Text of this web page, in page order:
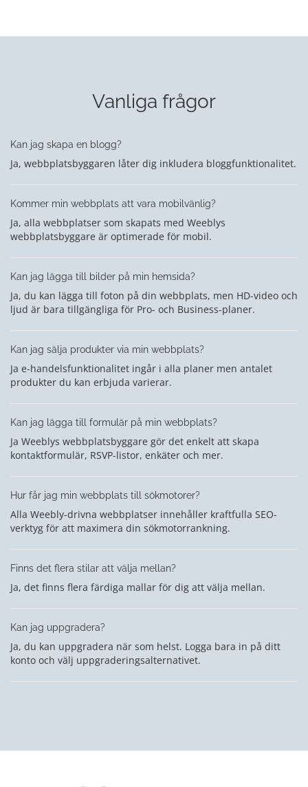
Vanliga frågor
Kan jag skapa en blogg?
Ja, webbplatsbyggaren låter dig inkludera bloggfunktionalitet.
Kommer min webbplats att vara mobilvänlig?
Ja, alla webbplatser som skapats med Weeblys
webbplatsbyggare är optimerade för mobil.
Kan jag lägga till bilder på min hemsida?
Ja, du kan lägga till foton på din webbplats, men HD-video och
ljud är bara tillgängliga för Pro- och Business-planer.
Kan jag sälja produkter via min webbplats?
Ja e-handelsfunktionalitet ingår i alla planer men antalet
produkter du kan erbjuda varierar.
Kan jag lägga till formulär på min webbplats?
Ja Weeblys webbplatsbyggare gör det enkelt att skapa
kontaktformulär, RSVP-listor, enkäter och mer.
Hur får jag min webbplats till sökmotorer?
Alla Weebly-drivna webbplatser innehåller kraftfulla SEO-
verktyg för att maximera din sökmotorrankning.
Finns det flera stilar att välja mellan?
Ja, det finns flera färdiga mallar för dig att välja mellan.
Kan jag uppgradera?
Ja, du kan uppgradera när som helst. Logga bara in på ditt
konto och välj uppgraderingsalternativet.